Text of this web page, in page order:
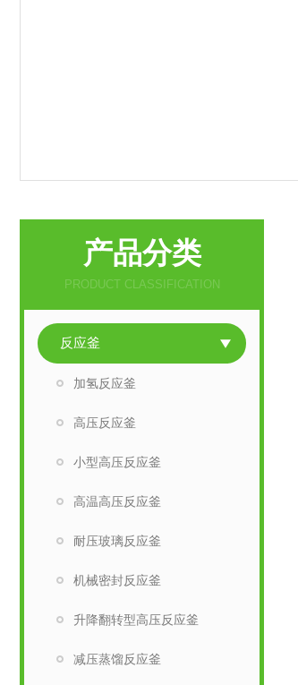
产品分类
PRODUCT CLASSIFICATION
反应釜
加氢反应釜
高压反应釜
小型高压反应釜
高温高压反应釜
耐压玻璃反应釜
机械密封反应釜
升降翻转型高压反应釜
减压蒸馏反应釜